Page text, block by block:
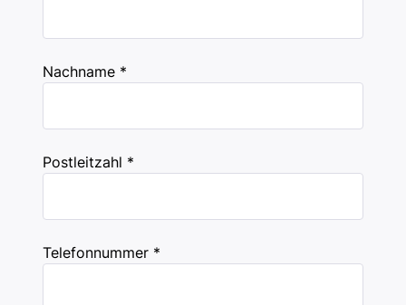
Nachname *
Postleitzahl *
Telefonnummer *